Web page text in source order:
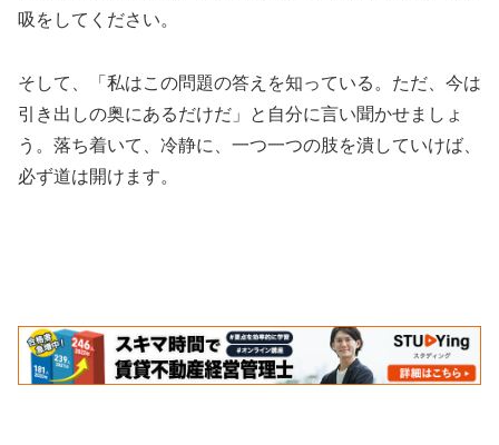
吸をしてください。
そして、「私はこの問題の答えを知っている。ただ、今は
引き出しの奥にあるだけだ」と自分に言い聞かせましょ
う。落ち着いて、冷静に、一つ一つの肢を潰していけば、
必ず道は開けます。